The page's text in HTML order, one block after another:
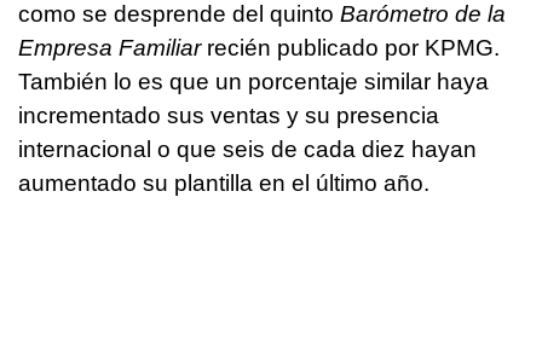
como se desprende del quinto Barómetro de la
Empresa Familiarrecién publicado por KPMG.
También lo es que un porcentaje similar haya
incrementado sus ventas y su presencia
internacional o que seis de cada diez hayan
aumentado su plantilla en el último año.